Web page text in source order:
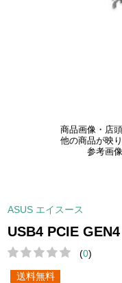
商品画像・店
他の商品が映
参考画
ASUS エイスース
USB4 PCIE
(0)
送料無料